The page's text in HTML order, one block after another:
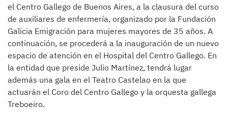
el Centro Gallego de Buenos Aires, a la clausura del curso
de auxiliares de enfermería, organizado por la Fundación
Galicia Emigración para mujeres mayores de 35 años. A
continuación, se procederá a la inauguración de un nuevo
espacio de atención en el Hospital del Centro Gallego. En
la entidad que preside Julio Martínez, tendrá lugar
además una gala en el Teatro Castelao en la que
actuarán el Coro del Centro Gallego y la orquesta gallega
Treboeiro.